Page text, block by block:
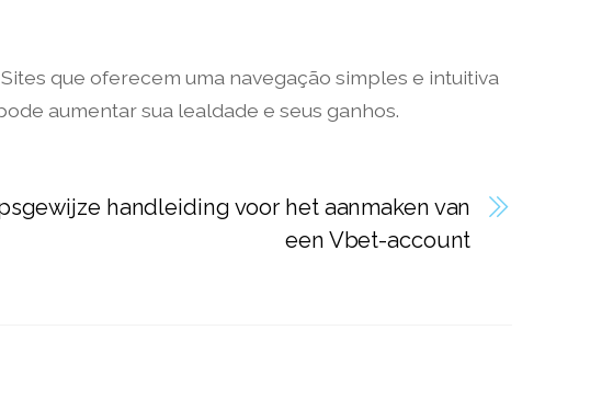
que oferecem uma navegação simples e intuitiva
aumentar sua lealdade e seus ganhos.
handleiding voor het aanmaken van
een Vbet-account